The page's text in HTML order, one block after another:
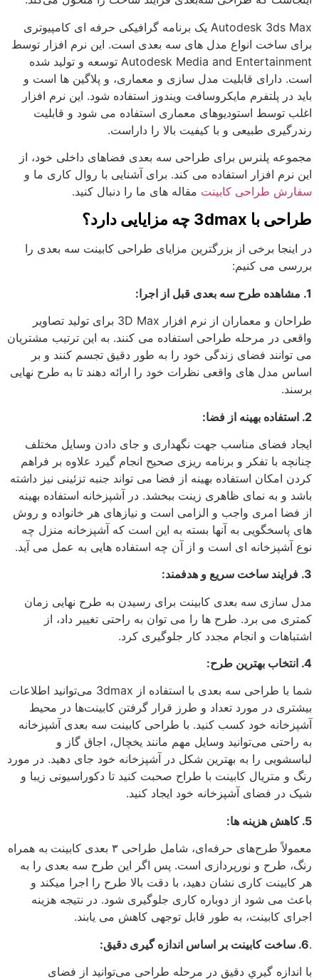
Autodesk 3ds Max یک برنامه گرافیکی حرفه ای کامپیوتری
برای ساخت انواع مدل های سه بعدی است. این نرم افزار توسط
Autodesk Media and Entertainment توسعه و تولید شده
است. دارای قابلیت مدل سازی و معماری، و پلاگین ها است و
باید در پلتفرم مایکروسافت ویندوز استفاده شود. این نرم افزار
اغلب توسط استودیوهای معماری استفاده می شود و قابلیت
رندرگیری طبیعی و با کیفیت بالا را داراست.
مجموعه پلنرس برای طراحی سه بعدی فضاهای داخلی خود، از
این نرم افزار استفاده می کند. برای آشنایی با روال کاری ما و
سفارش طراحی کابینت مقاله های ما را دنبال کنید.
طراحی با 3dmax چه مزایایی دارد؟
در اینجا برخی از بزرگترین مزایای طراحی کابینت سه بعدی را
بررسی می کنیم:
1. مشاهده طرح سه بعدی قبل از اجرا:
طراحان و معماران از نرم افزار 3D Max برای تولید تصاویر
واقعی در مرحله طراحی استفاده می کنند. به این ترتیب مشتریان
می توانند فضای زندگی خود را به طور دقیق تجسم کنند و بر
اساس مدل های واقعی نظرات خود را ارائه دهند تا به طرح نهایی
برسند.
2. استفاده بهینه از فضا:
ایجاد فضای مناسب جهت نگهداری و جای دادن وسایل مختلف
چنانچه با تفكر و برنامه ریزی صحیح انجام گیرد علاوه بر فراهم
كردن امكان استفاده بهینه از فضا می تواند جنبه تزئینی نیز داشته
باشد و به نمای ظاهری زینت ببخشد. در آشپزخانه استفاده بهینه
از فضا امری واجب و الزامی است و نیازهای هر خانواده و روش
های پاسخگویی به آنها بسته به این است كه آشپزخانه منزل چه
نوع آشپزخانه ای است و از آن چه استفاده هایی به عمل می آید.
3. فرایند ساخت سریع و هدفمند:
مدل سازی سه بعدی کابینت برای رسیدن به طرح نهایی زمان
کمتری می برد. طرح ها را می توان به راحتی تغییر داد، از
اشتباهات و انجام مجدد کار جلوگیری کرد.
4. انتخاب بهترین طرح:
شما با طراحی سه بعدی با استفاده از 3dmax می‌توانید اطلاعات
بیشتری در مورد تعداد و طرز قرار گرفتن کابینت‌ها در محیط
آشپزخانه خود کسب کنید. با طراحی کابينت سه بعدی آشپزخانه
به راحتی می‌توانید وسایل مهم مانند یخچال، اجاق گاز و
لباسشویی را به بهترین شکل در آشپزخانه خود جای دهید. در مورد
رنگ و متریال کابینت با طراح صحبت کنید تا دکوراسیونی زیبا و
شیک در فضای آشپزخانه خود ایجاد کنید.
5. کاهش هزینه ها:
معمولاً طرح‌های حرفه‌ای، شامل طراحی ۳ بعدی کابینت
به همراه
رنگ، طرح و نورپردازی است. پس اگر این طرح سه بعدی را به
هر کابینت کاری نشان دهید، با دقت بالا طرح را اجرا میکند و
باعث می شود از دوباره کاری جلوگیری شود. در نتیجه هزینه
اجرای کابینت، به طور قابل توجهی کاهش می یابند.
.6. ساخت کابینت بر اساس اندازه گیری دقیق:
با اندازه گيري دقیق در مرحله طراحی می‌توانید از فضای